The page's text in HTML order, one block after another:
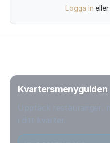
Logga in eller
Kvartersmenyguiden